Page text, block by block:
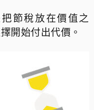
節稅放在價值之
開始付出代價。